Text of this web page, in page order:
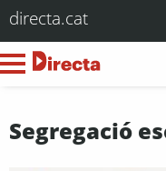
directa.cat
Segregació